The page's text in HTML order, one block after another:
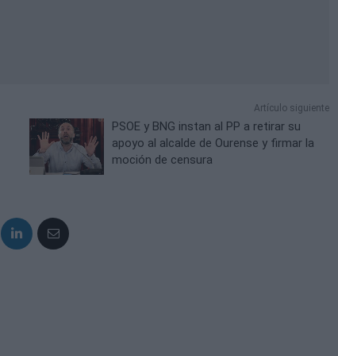
Artículo siguiente
PSOE y BNG instan al PP a retirar su
apoyo al alcalde de Ourense y firmar la
moción de censura